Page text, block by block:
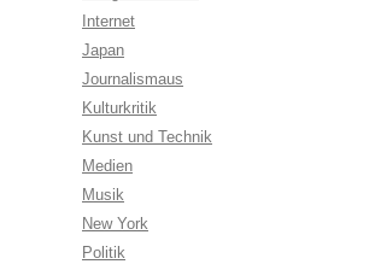
Internet
Japan
Journalismaus
Kulturkritik
Kunst und Technik
Medien
Musik
New York
Politik